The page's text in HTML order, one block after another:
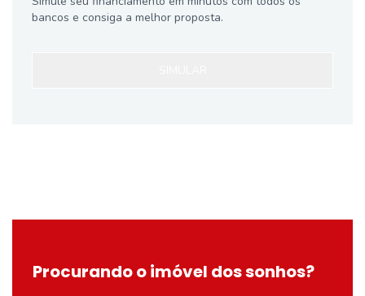
bancos e consiga a melhor proposta.
Procurando o imóvel dos sonhos?